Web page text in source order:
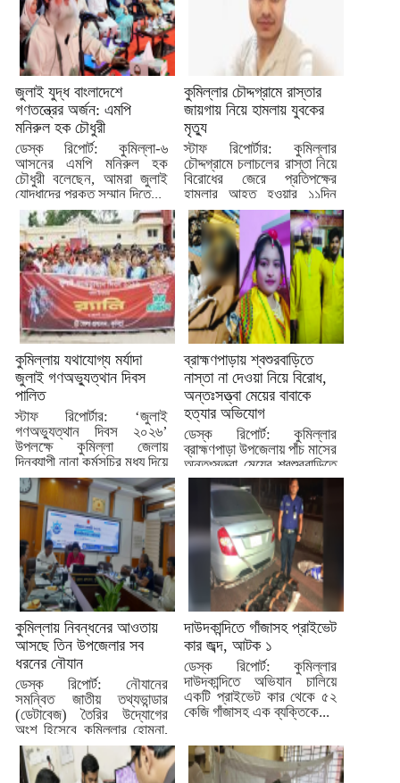
জুলাই যুদ্ধ বাংলাদেশে
গণতন্ত্রের অর্জন: এমপি
মনিরুল হক চৌধুরী
ডেস্ক রিপোর্ট: কুমিল্লা-৬
আসনের এমপি মনিরুল হক
চৌধুরী বলেছেন, আমরা জুলাই
যোদ্ধাদের প্রকৃত সম্মান দিতে...
কুমিল্লার চৌদ্দগ্রামে রাস্তার
জায়গায় নিয়ে হামলায় যুবকের
মৃত্যু
স্টাফ রিপোর্টার: কুমিল্লার
চৌদ্দগ্রামে চলাচলের রাস্তা নিয়ে
বিরোধের জেরে প্রতিপক্ষের
হামলার আহত হওয়ার ১১দিন
পর...
কুমিল্লায় যথাযোগ্য মর্যাদা
জুলাই গণঅভ্যুত্থান দিবস
পালিত
স্টাফ রিপোর্টার: ‘জুলাই
গণঅভ্যুত্থান দিবস ২০২৬’
উপলক্ষে কুমিল্লা জেলায়
দিনব্যাপী নানা কর্মসূচির মধ্য দিয়ে
দিবসটি...
ব্রাহ্মণপাড়ায় শ্বশুরবাড়িতে
নাস্তা না দেওয়া নিয়ে বিরোধ,
অন্তঃসত্ত্বা মেয়ের বাবাকে
হত্যার অভিযোগ
ডেস্ক রিপোর্ট: কুমিল্লার
ব্রাহ্মণপাড়া উপজেলায় পাঁচ মাসের
অন্তঃসত্ত্বা মেয়ের শ্বশুরবাড়িতে
নাস্তা না দেওয়া নিয়ে বিরোধের...
কুমিল্লায় নিবন্ধনের আওতায়
আসছে তিন উপজেলার সব
ধরনের নৌযান
ডেস্ক রিপোর্ট: নৌযানের
সমন্বিত জাতীয় তথ্যভান্ডার
(ডেটাবেজ) তৈরির উদ্যোগের
অংশ হিসেবে কুমিল্লার হোমনা,
মেঘনা ও...
দাউদকান্দিতে গাঁজাসহ প্রাইভেট
কার জব্দ, আটক ১
ডেস্ক রিপোর্ট: কুমিল্লার
দাউদকান্দিতে অভিযান চালিয়ে
একটি প্রাইভেট কার থেকে ৫২
কেজি গাঁজাসহ এক ব্যক্তিকে...